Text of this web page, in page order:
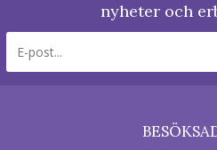
nyheter och